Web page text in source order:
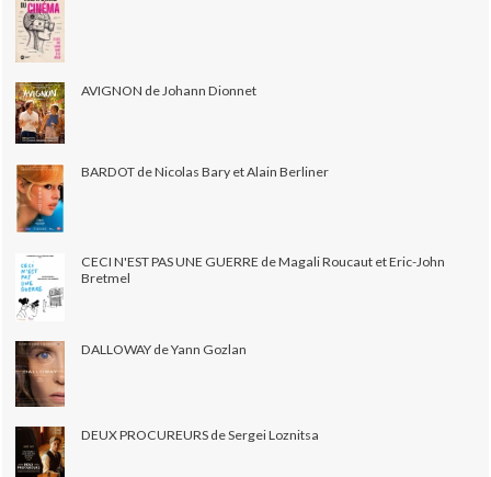
AVIGNON de Johann Dionnet
BARDOT de Nicolas Bary et Alain Berliner
CECI N'EST PAS UNE GUERRE de Magali Roucaut et Eric-John
Bretmel
DALLOWAY de Yann Gozlan
DEUX PROCUREURS de Sergei Loznitsa